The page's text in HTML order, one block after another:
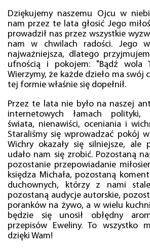
Dziękujemy naszemu Ojcu w
nam przez te lata głosić Jego
prowadził nas przez wszystkie
nam w chwilach radości. Jego
najważniejsza, dlatego
ufnością i pokojem: "Bądź wola
Wierzymy, że każde dzieło ma swój
tej formie właśnie się dopełnił.
Przez te lata nie było na naszej
internetowych łamach polityki,
świata, nienawiści, oceniania i
Staraliśmy się wprowadzać pokój
Wichry okazały się silniejsze, ale
udało nam się zrobić. Pozostaną
pozostanie przepowiadanie
księdza Michała, pozostaną
duchownych, którzy z nami stale
pozostaną audycje autorskie,
poranków na żywo, a w wielu
będzie się unosił obłędny
przepisów Eweliny. To wszystko
dzięki Wam!